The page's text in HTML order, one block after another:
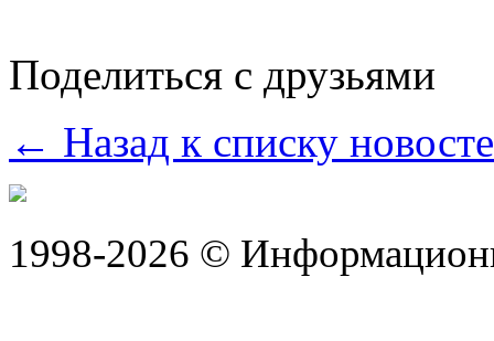
Поделиться с друзьями
← Назад к списку
1998-2026 ©